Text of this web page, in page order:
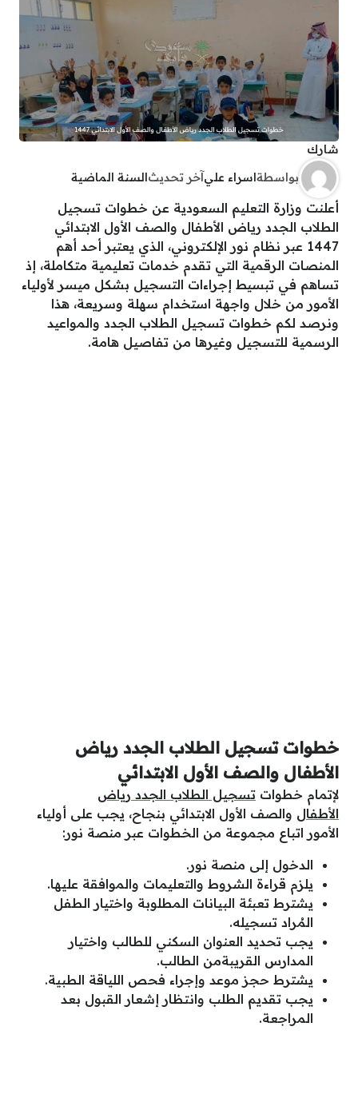
شارك
بواسطةاسراء عليآخر تحديثالسنة الماضية
أعلنت وزارة التعليم السعودية عن خطوات تسجيل
الطلاب الجدد رياض الأطفال والصف الأول الابتدائي
1447 عبر نظام نور الإلكتروني، الذي يعتبر أحد أهم
المنصات الرقمية التي تقدم خدمات تعليمية متكاملة، إذ
تساهم في تبسيط إجراءات التسجيل بشكل ميسر لأولياء
الأمور من خلال واجهة استخدام سهلة وسريعة، هذا
ونرصد لكم خطوات تسجيل الطلاب الجدد والمواعيد
الرسمية للتسجيل وغيرها من تفاصيل هامة.
خطوات تسجيل الطلاب الجدد رياض
الأطفال والصف الأول الابتدائي
لإتمام خطوات تسجيل الطلاب الجدد رياض
الأطفال والصف الأول الابتدائي بنجاح، يجب على أولياء
الأمور اتباع مجموعة من الخطوات عبر منصة نور:
الدخول إلى منصة نور.
يلزم قراءة الشروط والتعليمات والموافقة عليها.
يشترط تعبئة البيانات المطلوبة واختيار الطفل
المُراد تسجيله.
يجب تحديد العنوان السكني للطالب واختيار
المدارس القريبةمن الطالب.
يشترط حجز موعد وإجراء فحص اللياقة الطبية.
يجب تقديم الطلب وانتظار إشعار القبول بعد
المراجعة.